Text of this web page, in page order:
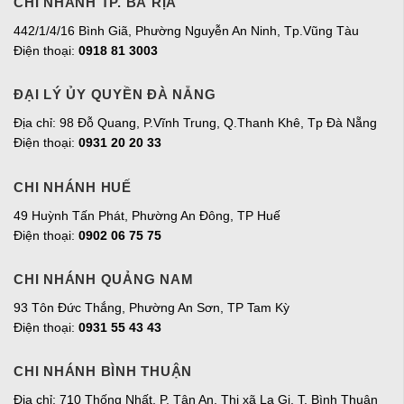
442/1/4/16 Bình Giã, Phường Nguyễn An Ninh, Tp.Vũng Tàu
Điện thoại: 0918 81 3003
ĐẠI LÝ ỦY QUYỀN ĐÀ NẴNG
Địa chỉ: 98 Đỗ Quang, P.Vĩnh Trung, Q.Thanh Khê, Tp Đà Nẵng
Điện thoại: 0931 20 20 33
CHI NHÁNH HUẾ
49 Huỳnh Tấn Phát, Phường An Đông, TP Huế
Điện thoại: 0902 06 75 75
CHI NHÁNH QUẢNG NAM
93 Tôn Đức Thắng, Phường An Sơn, TP Tam Kỳ
Điện thoại: 0931 55 43 43
CHI NHÁNH BÌNH THUẬN
Địa chỉ: 710 Thống Nhất, P. Tân An, Thị xã La Gi, T. Bình Thuận